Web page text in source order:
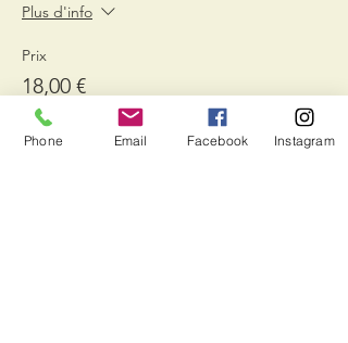
Plus d'info
Prix
18,00 €
Phone Email Facebook Instagram